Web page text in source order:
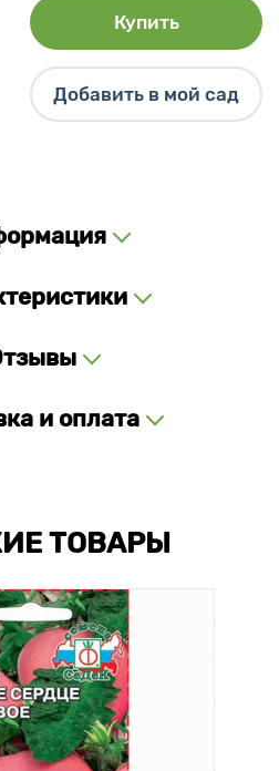
Купить
Добавить в мой сад
и оплата
ТОВАРЫ